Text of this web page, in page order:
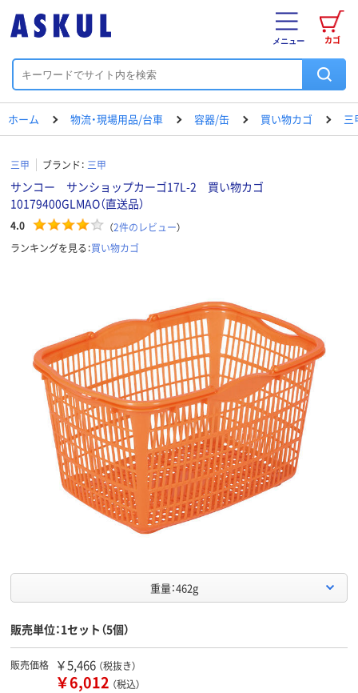
カゴ
メニュー
ホーム 物流・現場用品/台車 容器/缶 買い物カゴ 三
三甲 ブランド： 三甲
サンコー サンショップカーゴ17L-2 買い物カゴ
10179400GLMAO（直送品）
4.0 （2件のレビュー）
ランキングを見る：買い物カゴ
重量：462g
販売単位：1セット（5個）
販売価格 ￥5,466 （税抜き）
￥6,012 （税込）